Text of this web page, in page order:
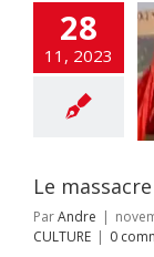
28
11, 2023
du festival
ACTUALITES
Le
ParAndre |
CULTURE | 0